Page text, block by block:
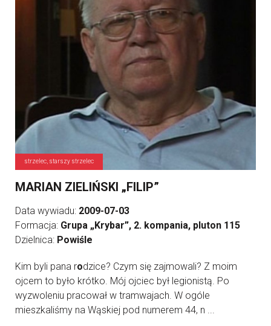
strzelec, starszy strzelec
MARIAN ZIELIŃSKI „FILIP”
Data wywiadu: 2009-07-03
Formacja: Grupa „Krybar”, 2. kompania, pluton 115
Dzielnica: Powiśle
Kim byli pana rodzice? Czym się zajmowali? Z moim
ojcem to było krótko. Mój ojciec był legionistą. Po
wyzwoleniu pracował w tramwajach. W ogóle
mieszkaliśmy na Wąskiej pod numerem 44, n ...